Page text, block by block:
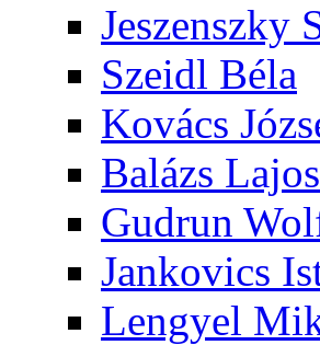
Je­szensz­ky
Szeidl Bé­la
Ko­vács
Ba­lázs La­jos
Gud­run
Jan­ko­vics
Len­gyel